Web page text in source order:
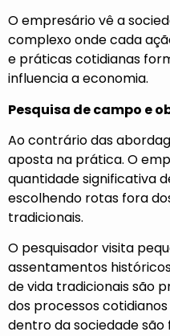
O empresário vê a
complexo onde cada
e práticas cotidianas
influencia a economia.
Pesquisa de campo e
Ao contrário das
aposta na prática. O
quantidade significativa
escolhendo rotas fora
tradicionais.
O pesquisador visita
assentamentos
de vida tradicionais são
dos processos
dentro da sociedade são